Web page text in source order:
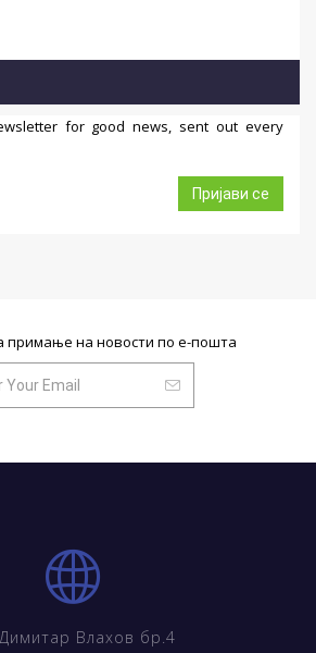
for good news, sent out every
Пријави се
примање на новости по е-пошта
Димитар Влахов бр.4